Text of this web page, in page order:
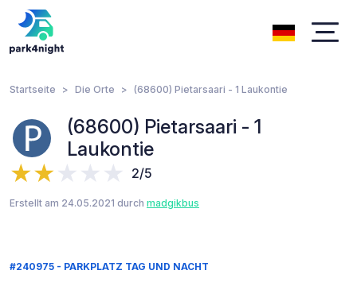
Startseite Die Orte (68600) Pietarsaari - 1 Laukontie
(68600) Pietarsaari - 1
Laukontie
2/5
Erstellt am 24.05.2021 durch madgikbus
#240975 - PARKPLATZ TAG UND NACHT